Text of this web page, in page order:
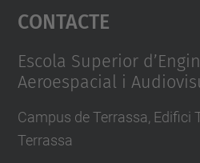
powered by
Contacte
Escola Superior
Aeroespacial i
Campus de Terrassa, Edifici
Terrassa